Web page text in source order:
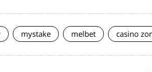
casino
melbet
mystake